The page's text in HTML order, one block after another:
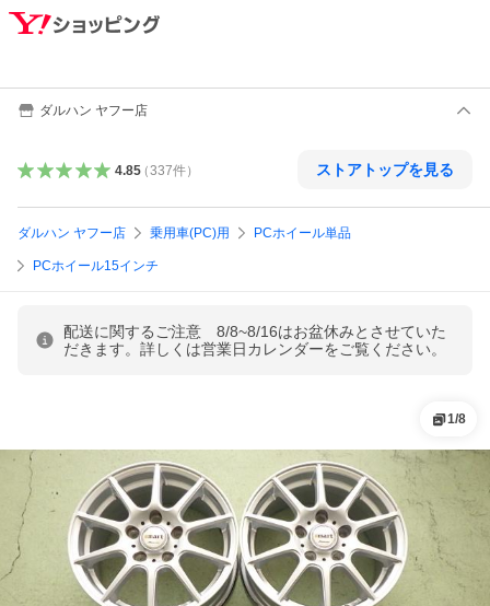
ダルハン ヤフー店
4.85（337件） ストアトップを見る
ダルハン ヤフー店 乗用車(PC)用 PCホイール単品
PCホイール15インチ
配送に関するご注意 8/8~8/16はお盆休みとさせていた
だきます。詳しくは営業日カレンダーをご覧ください。
1/8